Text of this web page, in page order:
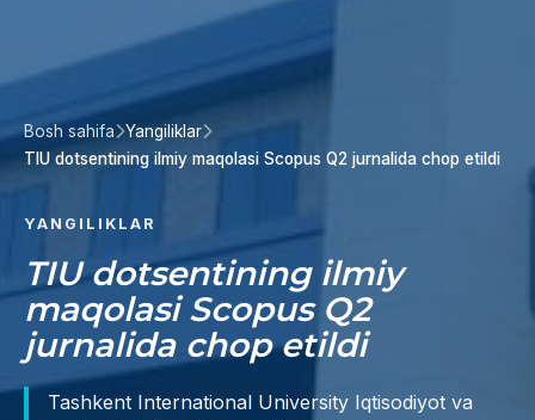
Bosh sahifa
Yangiliklar
TIU dotsentining ilmiy maqolasi Scopus Q2 jurnalida chop etildi
YANGILIKLAR
TIU dotsentining ilmiy
maqolasi Scopus Q2
jurnalida chop etildi
Tashkent International University Iqtisodiyot va